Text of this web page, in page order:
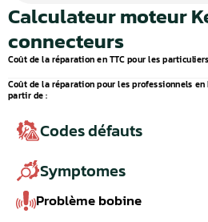
Calculateur moteur
connecteurs
Coût de la réparation en TTC pour les
Coût de la réparation pour les professionnels en
partir de :
Codes défauts
Symptomes
Problème bobine